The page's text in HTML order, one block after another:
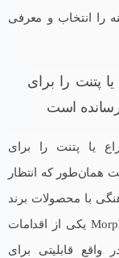
را انتخاب و معرفی
حق اختراع یا پتنت را برای
است
366 حق اختراع یا پتنت را برای
همان‌طور که انتظار
با محصولات برند
PlayStation این شرکت بوده است. پروژه Morpheus یکی از اقدامات
قابلیتی برای